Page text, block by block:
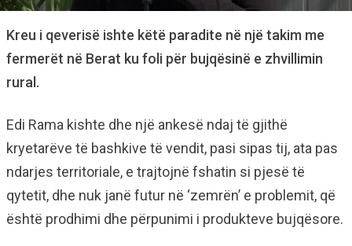
Kreu i qeverisë ishte këtë paradite në një takim me
fermerët në Berat ku foli për bujqësinë e zhvillimin
rural.
Edi Rama kishte dhe një ankesë ndaj të gjithë
kryetarëve të bashkive të vendit, pasi sipas tij, ata pas
ndarjes territoriale, e trajtojnë fshatin si pjesë të
qytetit, dhe nuk janë futur në ‘zemrën’ e problemit, që
është prodhimi dhe përpunimi i produkteve bujqësore.